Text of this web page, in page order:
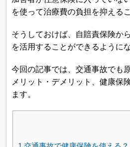
を使って治療費の負担を抑える
そうしておけば、自賠責保険か
を活用することができるように
今回の記事では、交通事故でも
メリット・デメリット、健康保
ます。